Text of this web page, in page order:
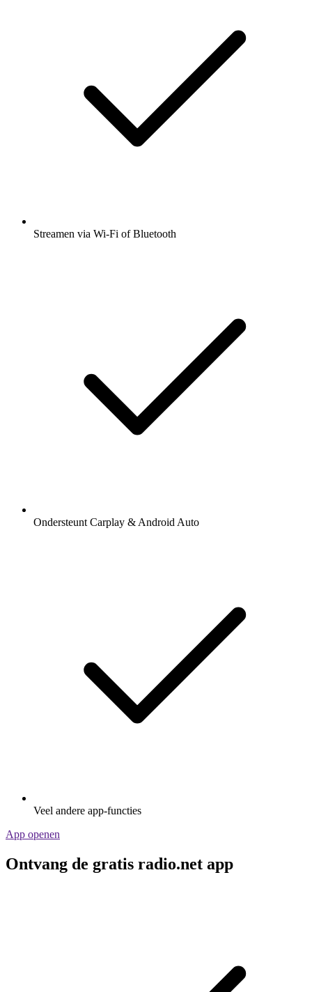
Streamen via Wi-Fi of Bluetooth
Ondersteunt Carplay & Android Auto
Veel andere app-functies
App openen
Ontvang de gratis radio.net app